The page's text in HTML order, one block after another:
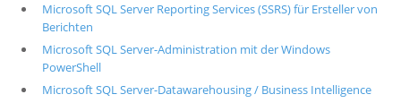
Microsoft SQL Server Reporting Services (SSRS) für Ersteller von
Berichten
Microsoft SQL Server-Administration mit der Windows
PowerShell
Microsoft SQL Server-Datawarehousing / Business Intelligence